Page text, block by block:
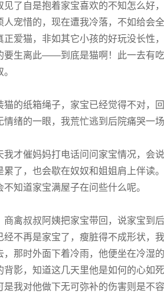
见了自是抱着家宝喜欢的不知怎么好
人宠惜的，现在遭我冷落，不如给会
正爱猫，非如其它小孩的好玩没长性
要生离此——到底是猫啊！此一去有
猫的纸箱绳子，家宝已经觉得不对，
情绪的一眼，我荒忙逃到后院痛哭一场
我才催妈妈打电话问问家宝情况，会
累了，也会歇在奴奴和姐姐肩上伴读
不知道家宝满屋子在问些什么呢。
商禽叔叔阿姨把家宝带回，说家宝到
经不再是家宝了，瘦脏得不成形状，
，那时外面下着冷雨，他便坐在冷湿
背影，知道这几天里他是如何的心如
是我对他做下无可弥补的伤害则是不容